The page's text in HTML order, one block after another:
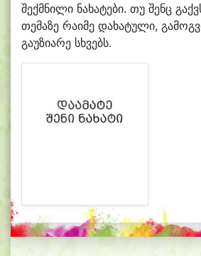
შექმნილი ნახატები. თუ შენც
თემაზე რაიმე დახატული,
გაუზიარე სხვებს.